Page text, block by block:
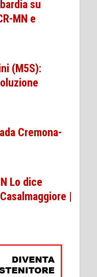
su
MN e
(M5S):
Cremona-
Lo dice
|